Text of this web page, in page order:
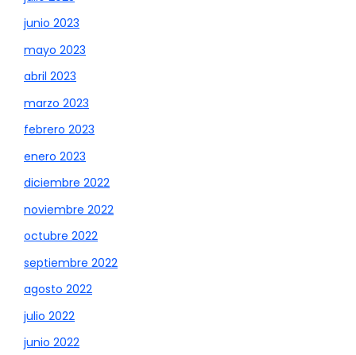
junio 2023
mayo 2023
abril 2023
marzo 2023
febrero 2023
enero 2023
diciembre 2022
noviembre 2022
octubre 2022
septiembre 2022
agosto 2022
julio 2022
junio 2022